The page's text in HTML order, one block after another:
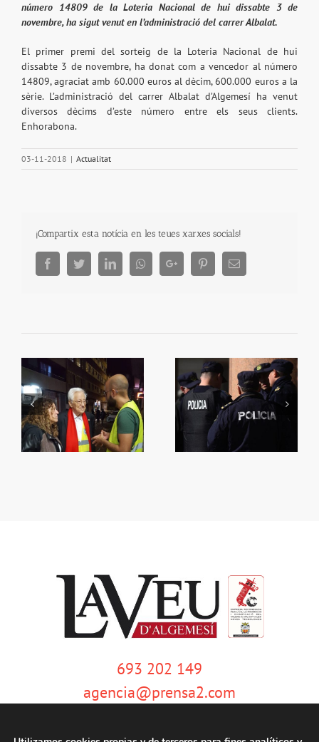
número 14809 de la Loteria Nacional de hui dissabte 3 de
novembre, ha sigut venut en l’administració del carrer Albalat.
El primer premi del sorteig de la Loteria Nacional de hui
dissabte 3 de novembre, ha donat com a vencedor al número
14809, agraciat amb 60.000 euros al dècim, 600.000 euros a la
sèrie. L’administració del carrer Albalat d’Algemesí ha venut
diversos dècims d’este número entre els seus clients.
Enhorabona.
03-11-2018 | Actualitat
¡Compartix esta notícia en les teues xarxes socials!
FacebookTwitterLinkedInWhatsappGoogle+ PinterestEmail
Dos policies eviten la
fugida d’un presumpte
homicida
Es multiplica la inversió
en zones verdes
693 202 149
agencia@prensa2.com